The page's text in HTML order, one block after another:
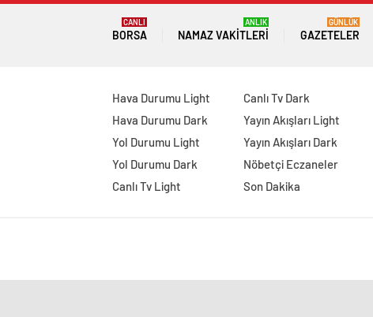
BORSA
CANLI
NAMAZ VAKITLERI
ANLIK
GAZETELER
GÜNLÜK
Hava Durumu Light
Hava Durumu Dark
Yol Durumu Light
Yol Durumu Dark
Canlı Tv Light
Canlı Tv Dark
Yayın Akışları Light
Yayın Akışları Dark
Nöbetçi Eczaneler
Son Dakika